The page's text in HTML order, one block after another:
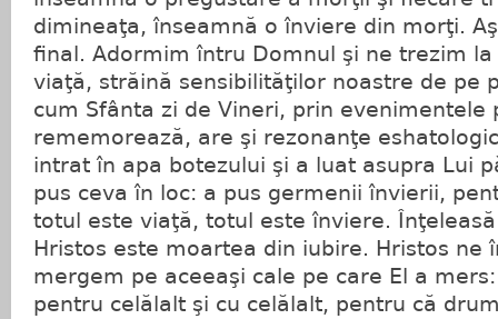
dimineaţa, înseamnă o înviere din morţi.
final. Adormim întru Domnul şi ne trezim
viaţă, străină sensibilităţilor noastre de pe
cum Sfânta zi de Vineri, prin evenimentele
rememorează, are şi rezonanţe
intrat în apa botezului şi a luat asupra Lui
pus ceva în loc: a pus germenii învierii,
totul este viaţă, totul este înviere.
Hristos este moartea din iubire. Hristos ne
mergem pe aceeaşi cale pe care El a
pentru celălalt şi cu celălalt, pentru că